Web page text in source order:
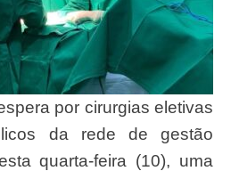
da rede de gestão
quarta-feira (10), uma